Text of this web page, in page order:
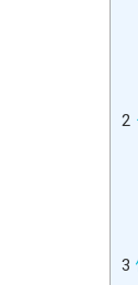
2
3